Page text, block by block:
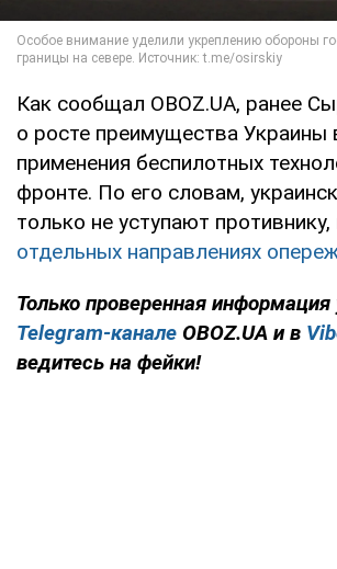
Как сообщал OBOZ.UA, ранее
о росте преимущества Украины
применения беспилотных
фронте. По его словам,
только не уступают противнику,
отдельных направлениях
Только проверенная информация
Telegram-канале OBOZ.UA и в
ведитесь на фейки!